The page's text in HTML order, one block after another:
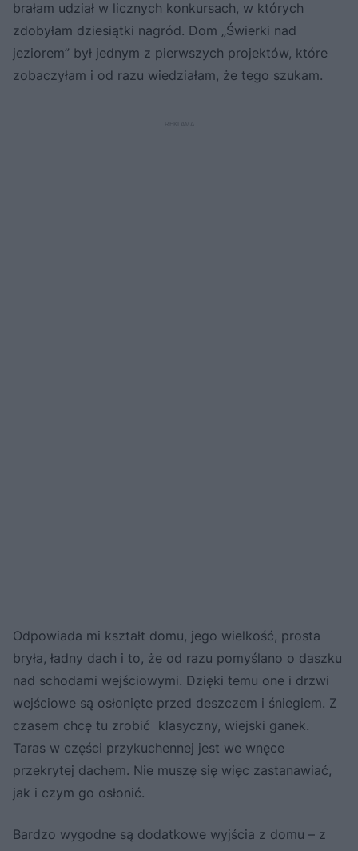
brałam udział w licznych konkursach, w których
zdobyłam dziesiątki nagród. Dom „Świerki nad
jeziorem” był jednym z pierwszych projektów, które
zobaczyłam i od razu wiedziałam, że tego szukam.
Odpowiada mi kształt domu, jego wielkość, prosta
bryła, ładny dach i to, że od razu pomyślano o daszku
nad schodami wejściowymi. Dzięki temu one i drzwi
wejściowe są osłonięte przed deszczem i śniegiem. Z
czasem chcę tu zrobić klasyczny, wiejski ganek.
Taras w części przykuchennej jest we wnęce
przekrytej dachem. Nie muszę się więc zastanawiać,
jak i czym go osłonić.
Bardzo wygodne są dodatkowe wyjścia z domu – z